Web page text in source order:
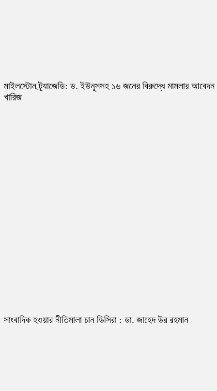
মাইলস্টোন ট্র্যাজেডি: ড. ইউনূসসহ ১৬ জনের বিরুদ্ধে মামলার আবেদন
খারিজ
সাংবাদিক হওয়ার নীতিমালা চান ডিসিরা : ডা. জাহেদ উর রহমান